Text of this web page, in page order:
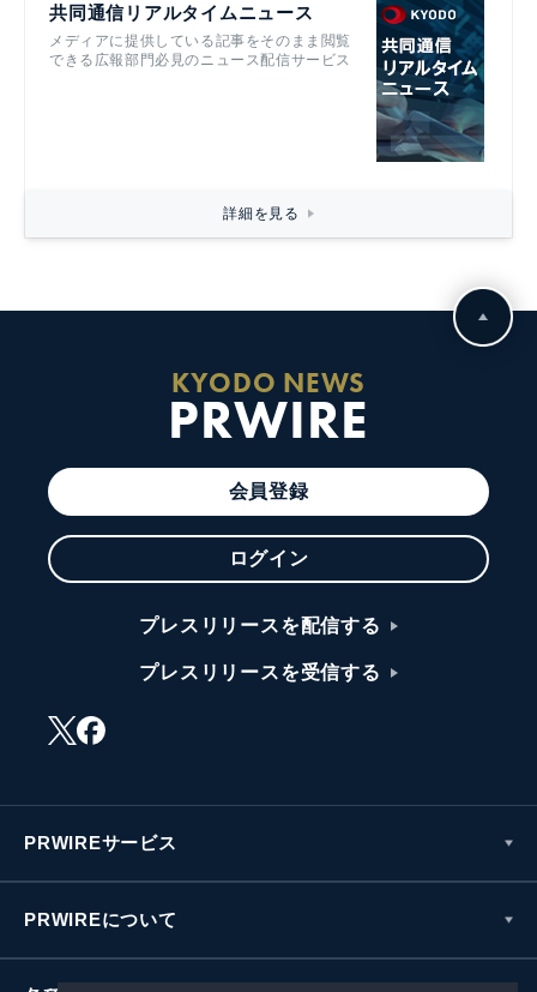
共同通信リアルタイムニュース
メディアに提供している記事をそのまま閲覧
できる広報部門必見のニュース配信サービス
詳細を見る
KYODO NEWS
PRWIRE
会員登録
ログイン
プレスリリースを配信する
プレスリリースを受信する
PRWIREサービス
PRWIREについて